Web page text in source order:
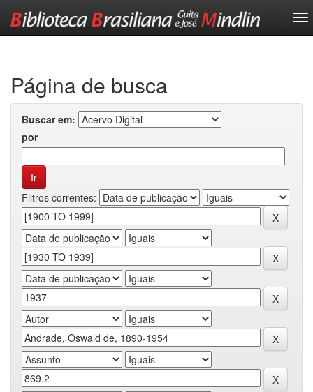
Página de busca
Buscar em:
por
Filtros correntes: